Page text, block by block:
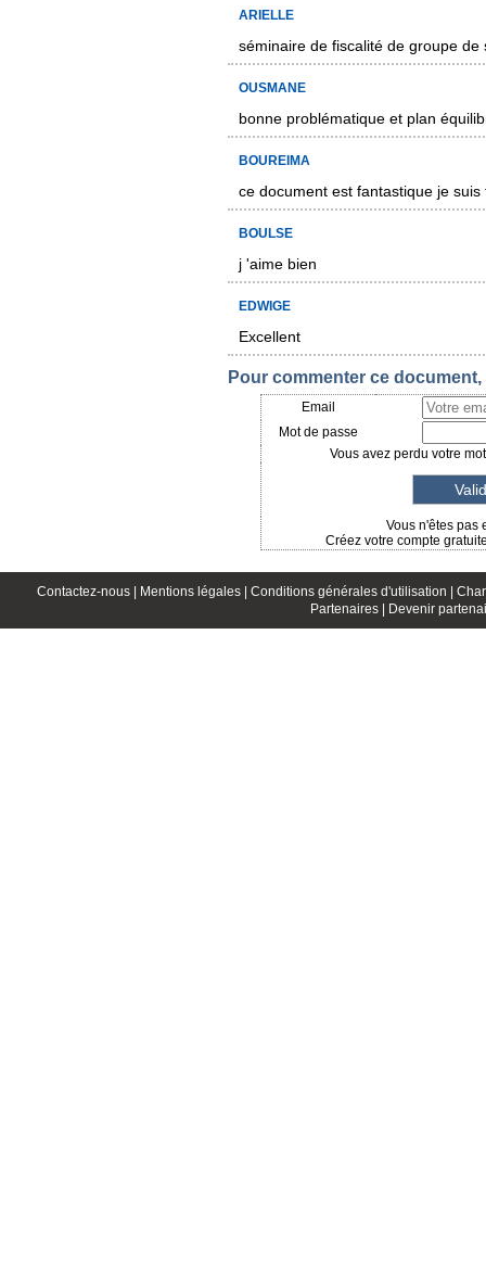
ARIELLE
séminaire de fiscalité de groupe de
OUSMANE
bonne problématique et plan
BOUREIMA
ce document est fantastique je
BOULSE
j 'aime bien
EDWIGE
Excellent
Pour commenter ce
Email
Mot de passe
Vous avez perdu votre
Vous n'êtes pas
Créez votre compte
Contactez-nous | Mentions légales | Conditions générales d'utilisation |
Partenaires |
Devenir